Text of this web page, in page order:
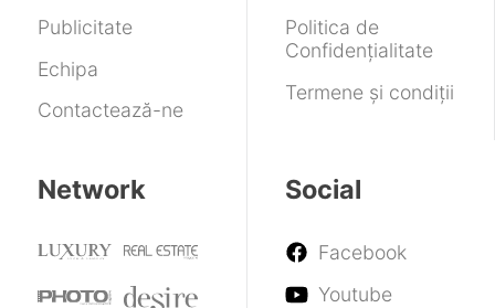
Publicitate
Echipa
Contactează-ne
Politica de
Confidențialitate
Termene și condiții
Network Social
Facebook
Youtube